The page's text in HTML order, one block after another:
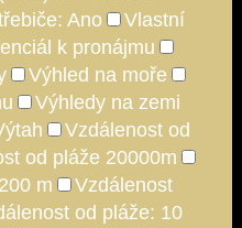
Ano
Vlastní
k pronájmu
Výhled na moře
Výhledy na zemi
Vzdálenost od
od pláže 20000m
m
Vzdálenost
od pláže: 10